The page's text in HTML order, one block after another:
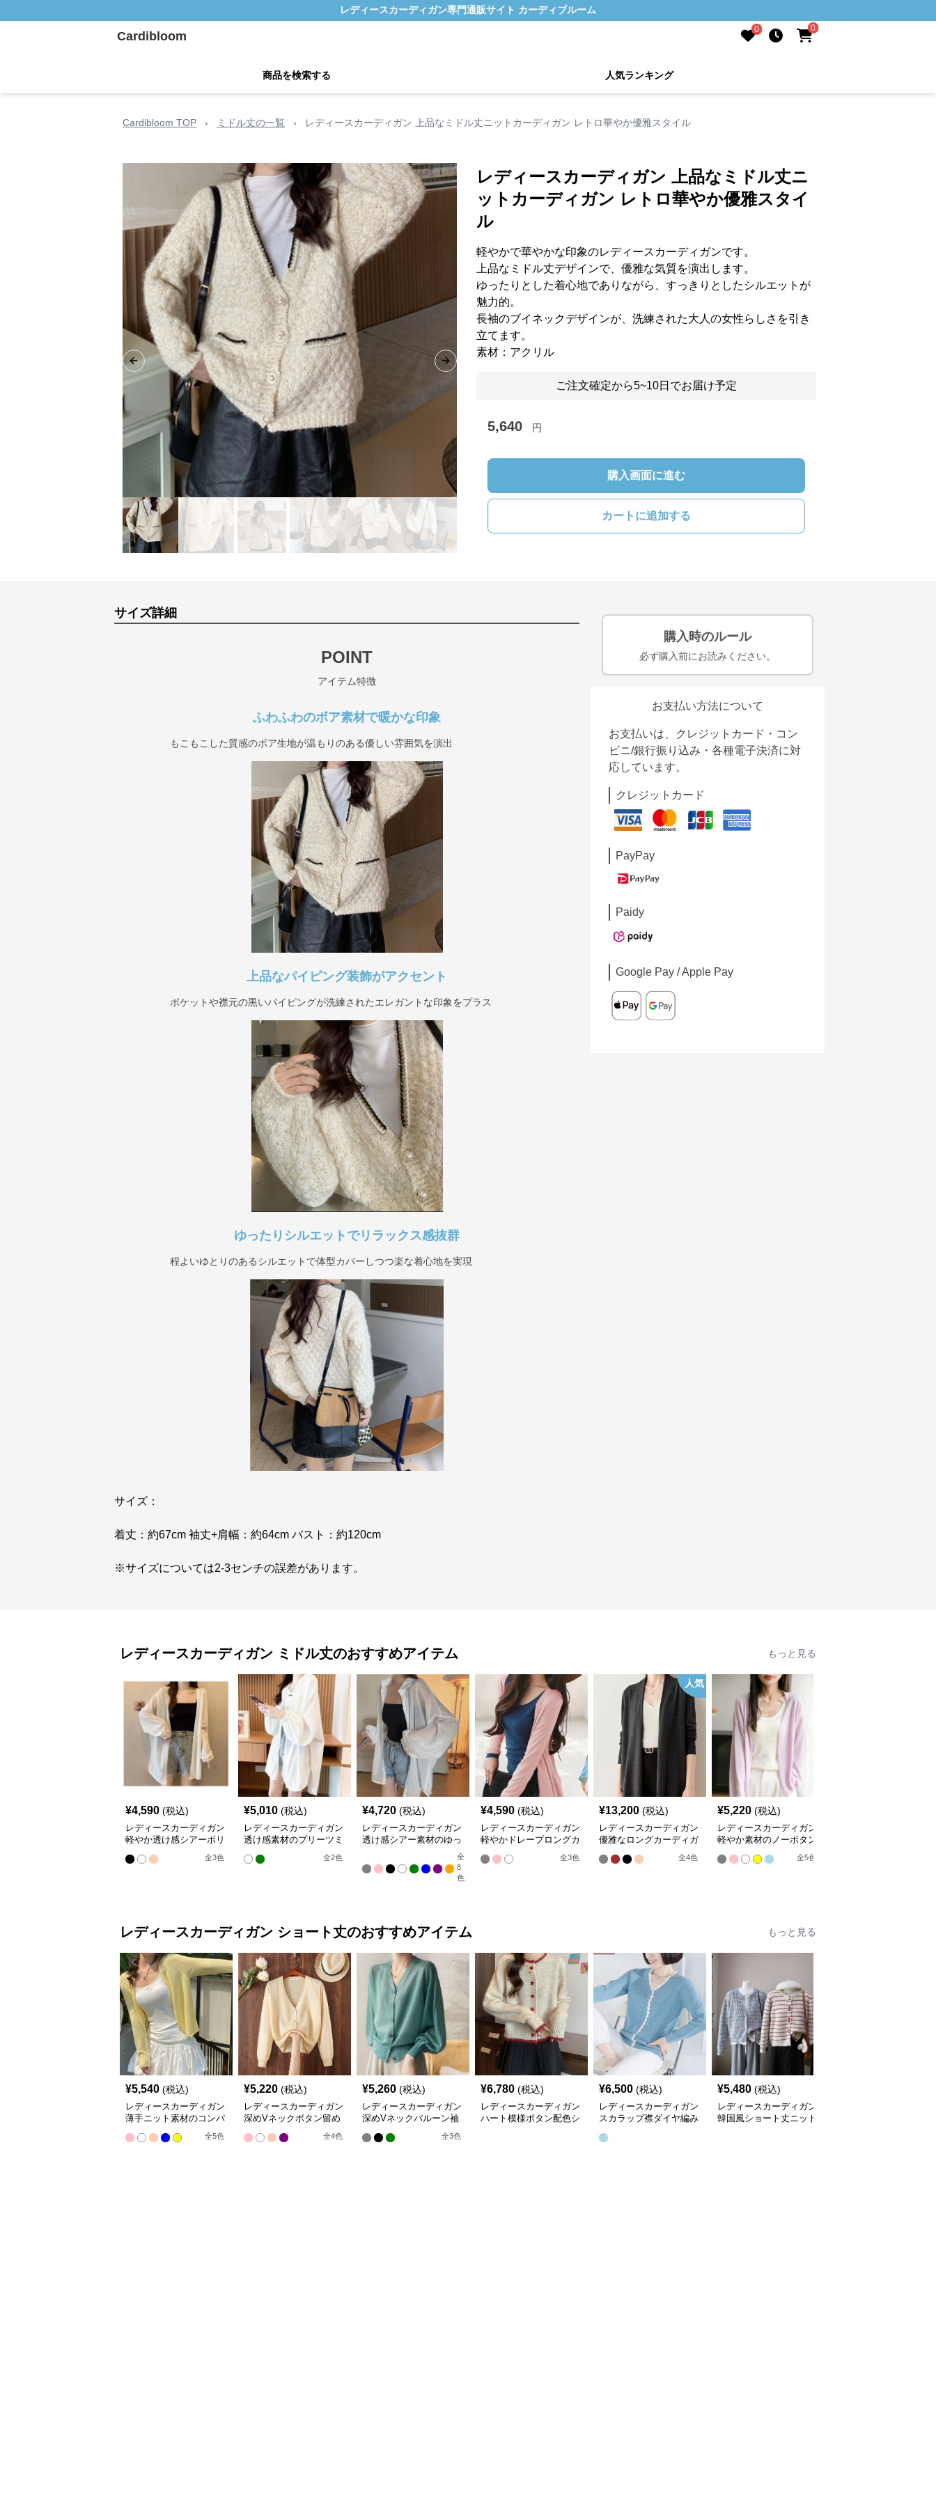
レディースカーディガン専門通販サイト カーディブルーム
Cardibloom 0 0
商品を検索する 人気ランキング
Cardibloom TOP › ミドル丈の一覧 › レディースカーディガン 上品なミドル丈ニットカーディガン レトロ華やか優雅スタイル
Previous slide Next slide
レディースカーディガン 上品なミドル丈ニ
ットカーディガン レトロ華やか優雅スタイ
ル
軽やかで華やかな印象のレディースカーディガンです。
上品なミドル丈デザインで、優雅な気質を演出します。
ゆったりとした着心地でありながら、すっきりとしたシルエットが
魅力的。
長袖のブイネックデザインが、洗練された大人の女性らしさを引き
立てます。
素材：アクリル
ご注文確定から5~10日でお届け予定
5,640 円
購入画面に進む
カートに追加する
サイズ詳細
POINT
アイテム特徴
ふわふわのボア素材で暖かな印象
もこもこした質感のボア生地が温もりのある優しい雰囲気を演出
上品なパイピング装飾がアクセント
ポケットや襟元の黒いパイピングが洗練されたエレガントな印象をプラス
ゆったりシルエットでリラックス感抜群
程よいゆとりのあるシルエットで体型カバーしつつ楽な着心地を実現
サイズ：
着丈：約67cm 袖丈+肩幅：約64cm バスト：約120cm
※サイズについては2-3センチの誤差があります。
購入時のルール
必ず購入前にお読みください。
お支払い方法について
お支払いは、クレジットカード・コン
ビニ/銀行振り込み・各種電子決済に対
応しています。
クレジットカード
PayPay
Paidy
Google Pay / Apple Pay
レディースカーディガン ミドル丈のおすすめアイテム もっと見る
¥4,590 (税込)
レディースカーディガン
軽やか透け感シアーボリ
ューム袖羽織りカーディ
ガン
全3色
¥5,010 (税込)
レディースカーディガン
透け感素材のプリーツミ
ドル丈羽織りカーディガ
ン
全2色
¥4,720 (税込)
レディースカーディガン
透け感シアー素材のゆっ
全
8
色
¥4,590 (税込)
レディースカーディガン
軽やかドレープロングカ
全3色
人気
¥13,200 (税込)
レディースカーディガン
優雅なロングカーディガ
全4色
¥5,220 (税込)
レディースカーディガン
軽やか素材のノーボタン
ゆったりシルエットカー
ディガン
全5色
レディースカーディガン ショート丈のおすすめアイテム もっと見る
¥5,540 (税込)
レディースカーディガン
薄手ニット素材のコンパ
全5色
¥5,220 (税込)
レディースカーディガン
深めVネックボタン留め
ショート丈ニットカーデ
ィガン
全4色
¥5,260 (税込)
レディースカーディガン
深めVネックバルーン袖
全3色
¥6,780 (税込)
レディースカーディガン
ハート模様ボタン配色シ
¥6,500 (税込)
レディースカーディガン
スカラップ襟ダイヤ編み
¥5,480 (税込)
レディースカーディガン
韓国風ショート丈ニット